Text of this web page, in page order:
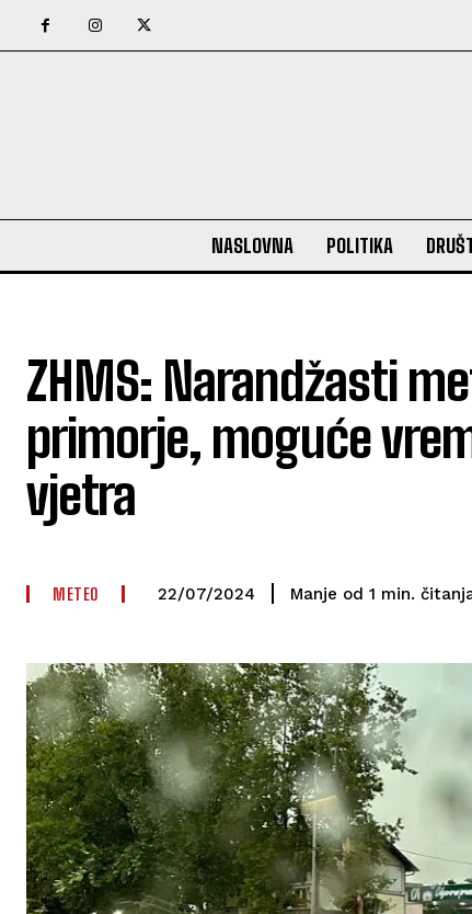
NASLOVNA POLITIKA
ZHMS: Narandžasti
primorje, moguće
vjetra
METEO 22/07/2024 Manje od 1 min.